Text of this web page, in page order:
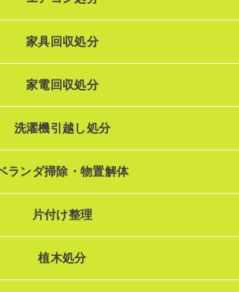
家具回収処分
家電回収処分
洗濯機引越し処分
ランダ掃除・物置解体
片付け整理
植木処分